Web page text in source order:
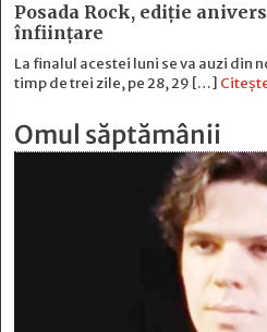
Posada Rock, ediţie
înfiinţare
La finalul acestei luni se va auzi din
timp de trei zile, pe 28, 29 […]
Omul săptămânii